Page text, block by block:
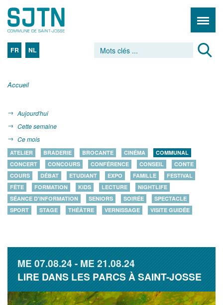
FR NL
Accueil
Aujourd'hui
Cette semaine
Ce mois
ATELIER BRADERIE BROCANTE CINÉMA
COMMUNAL
CONCERT
CONCOURS CONFÉRENCE CONSEIL
CONTE
COURS
DÉBAT ETUDIANT EXPO FAMILLE
FESTIVAL
FÊTE
FORMATION KIDS LECTURE
NIGHTLIFE
SÉANCE D'INFORMATION
SENIORS SOIRÉE
SPECTACLE
SPORT
STAGE THÉÂTRE VERNISSAGE VISITE GUIDÉE
ME07.08.24 ME21.08.24
LIRE DANS LES PARCS À SAINT-JOSSE